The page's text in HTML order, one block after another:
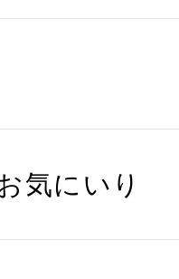
気にいり